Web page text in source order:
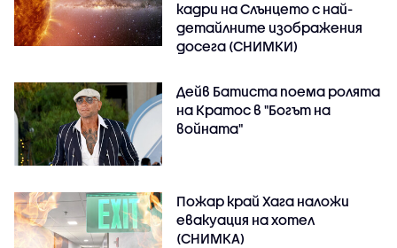
кадри на Слънцето с най-
детайлните изображения
досега (СНИМКИ)
Дейв Батиста поема ролята
на Кратос в "Богът на
войната"
Пожар край Хага наложи
евакуация на хотел
(СНИМКА)